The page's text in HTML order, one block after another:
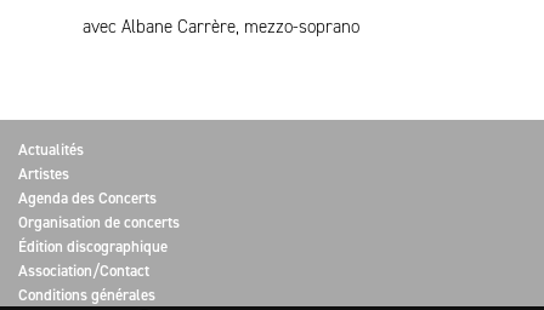
avec Albane Carrère, mezzo-soprano
Actualités
Artistes
Agenda des Concerts
Organisation de concerts
Édition discographique
Association/Contact
Conditions générales